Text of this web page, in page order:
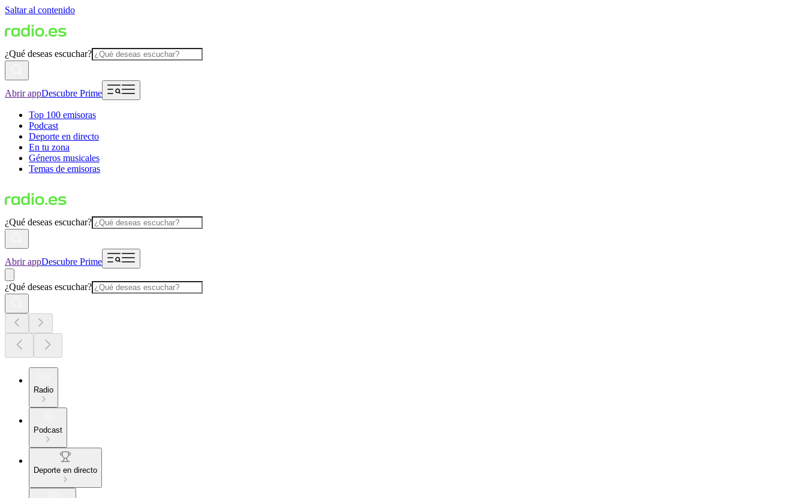
Saltar al contenido
¿Qué deseas escuchar?
Abrir appDescubre Prime
Top 100 emisoras
Podcast
Deporte en directo
En tu zona
Géneros musicales
Temas de emisoras
¿Qué deseas escuchar?
Abrir appDescubre Prime
¿Qué deseas escuchar?
Radio
Podcast
Deporte en directo